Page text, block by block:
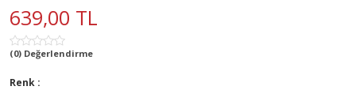
639,00 TL
(0) Değerlendirme
Renk :